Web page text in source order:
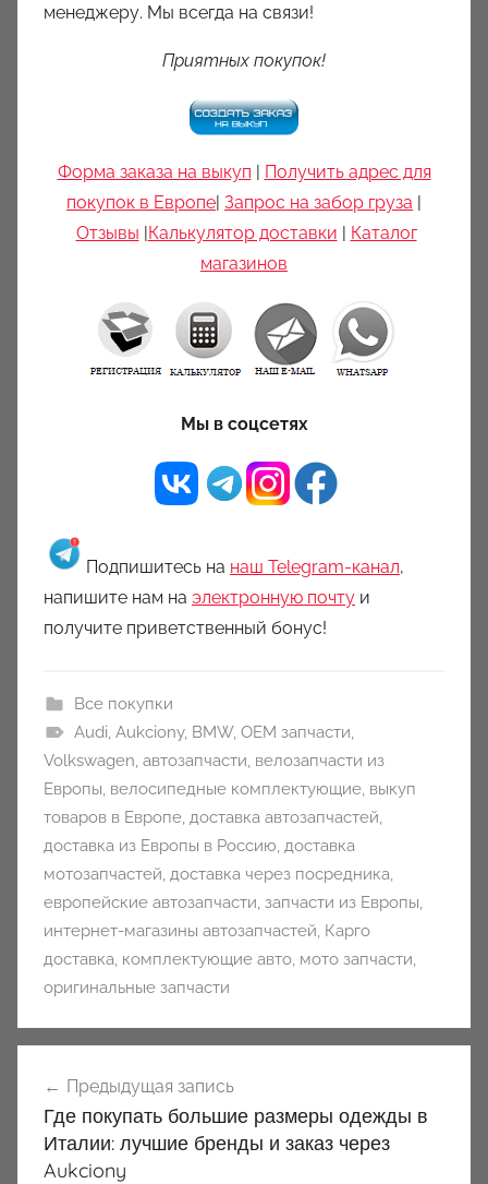
менеджеру. Мы всегда на связи!
Приятных покупок!
Форма заказа на выкуп | Получить адрес для
покупок в Европе| Запрос на забор груза |
Отзывы |Калькулятор доставки | Каталог
магазинов
Мы в соцсетях
Подпишитесь на наш Telegram-канал,
напишите нам на электронную почту и
получите приветственный бонус!
Все покупки
Audi, Aukciony, BMW, OEM запчасти,
Volkswagen, автозапчасти, велозапчасти из
Европы, велосипедные комплектующие, выкуп
товаров в Европе, доставка автозапчастей,
доставка из Европы в Россию, доставка
мотозапчастей, доставка через посредника,
европейские автозапчасти, запчасти из Европы,
интернет-магазины автозапчастей, Карго
доставка, комплектующие авто, мото запчасти,
оригинальные запчасти
по
записям
Предыдущая запись
Где покупать большие размеры одежды в
Италии: лучшие бренды и заказ через
Aukciony